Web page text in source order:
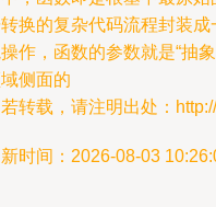
换的复杂代码流程封装
作，函数的参数就是“抽
侧面的
转载，请注明出处：
时间：2026-08-03